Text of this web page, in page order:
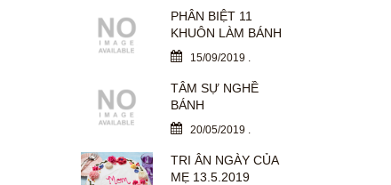
PHÂN BIỆT 11
KHUÔN LÀM BÁNH
15/09/2019
TÂM SỰ NGHỀ
BÁNH
20/05/2019
TRI ÂN NGÀY CỦA
MẸ 13.5.2019